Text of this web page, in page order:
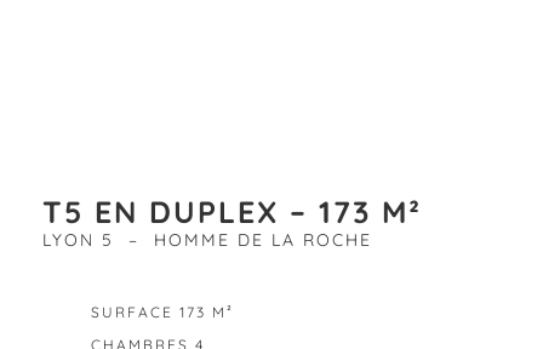
T5 EN DUPLEX – 173 M²
LYON 5 – HOMME DE LA ROCHE
SURFACE 173 M²
CHAMBRES 4